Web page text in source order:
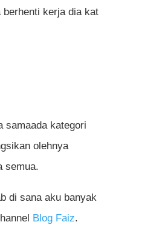
berhenti kerja dia kat
samaada kategori
olehnya
semua.
di sana aku banyak
Blog Faiz.